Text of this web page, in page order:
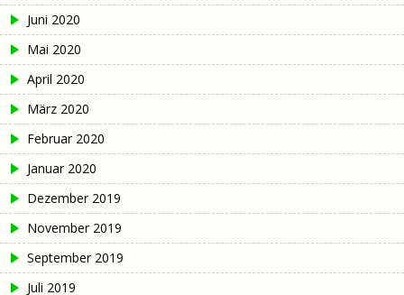
Juni 2020
Mai 2020
April 2020
März 2020
Februar 2020
Januar 2020
Dezember 2019
November 2019
September 2019
Juli 2019